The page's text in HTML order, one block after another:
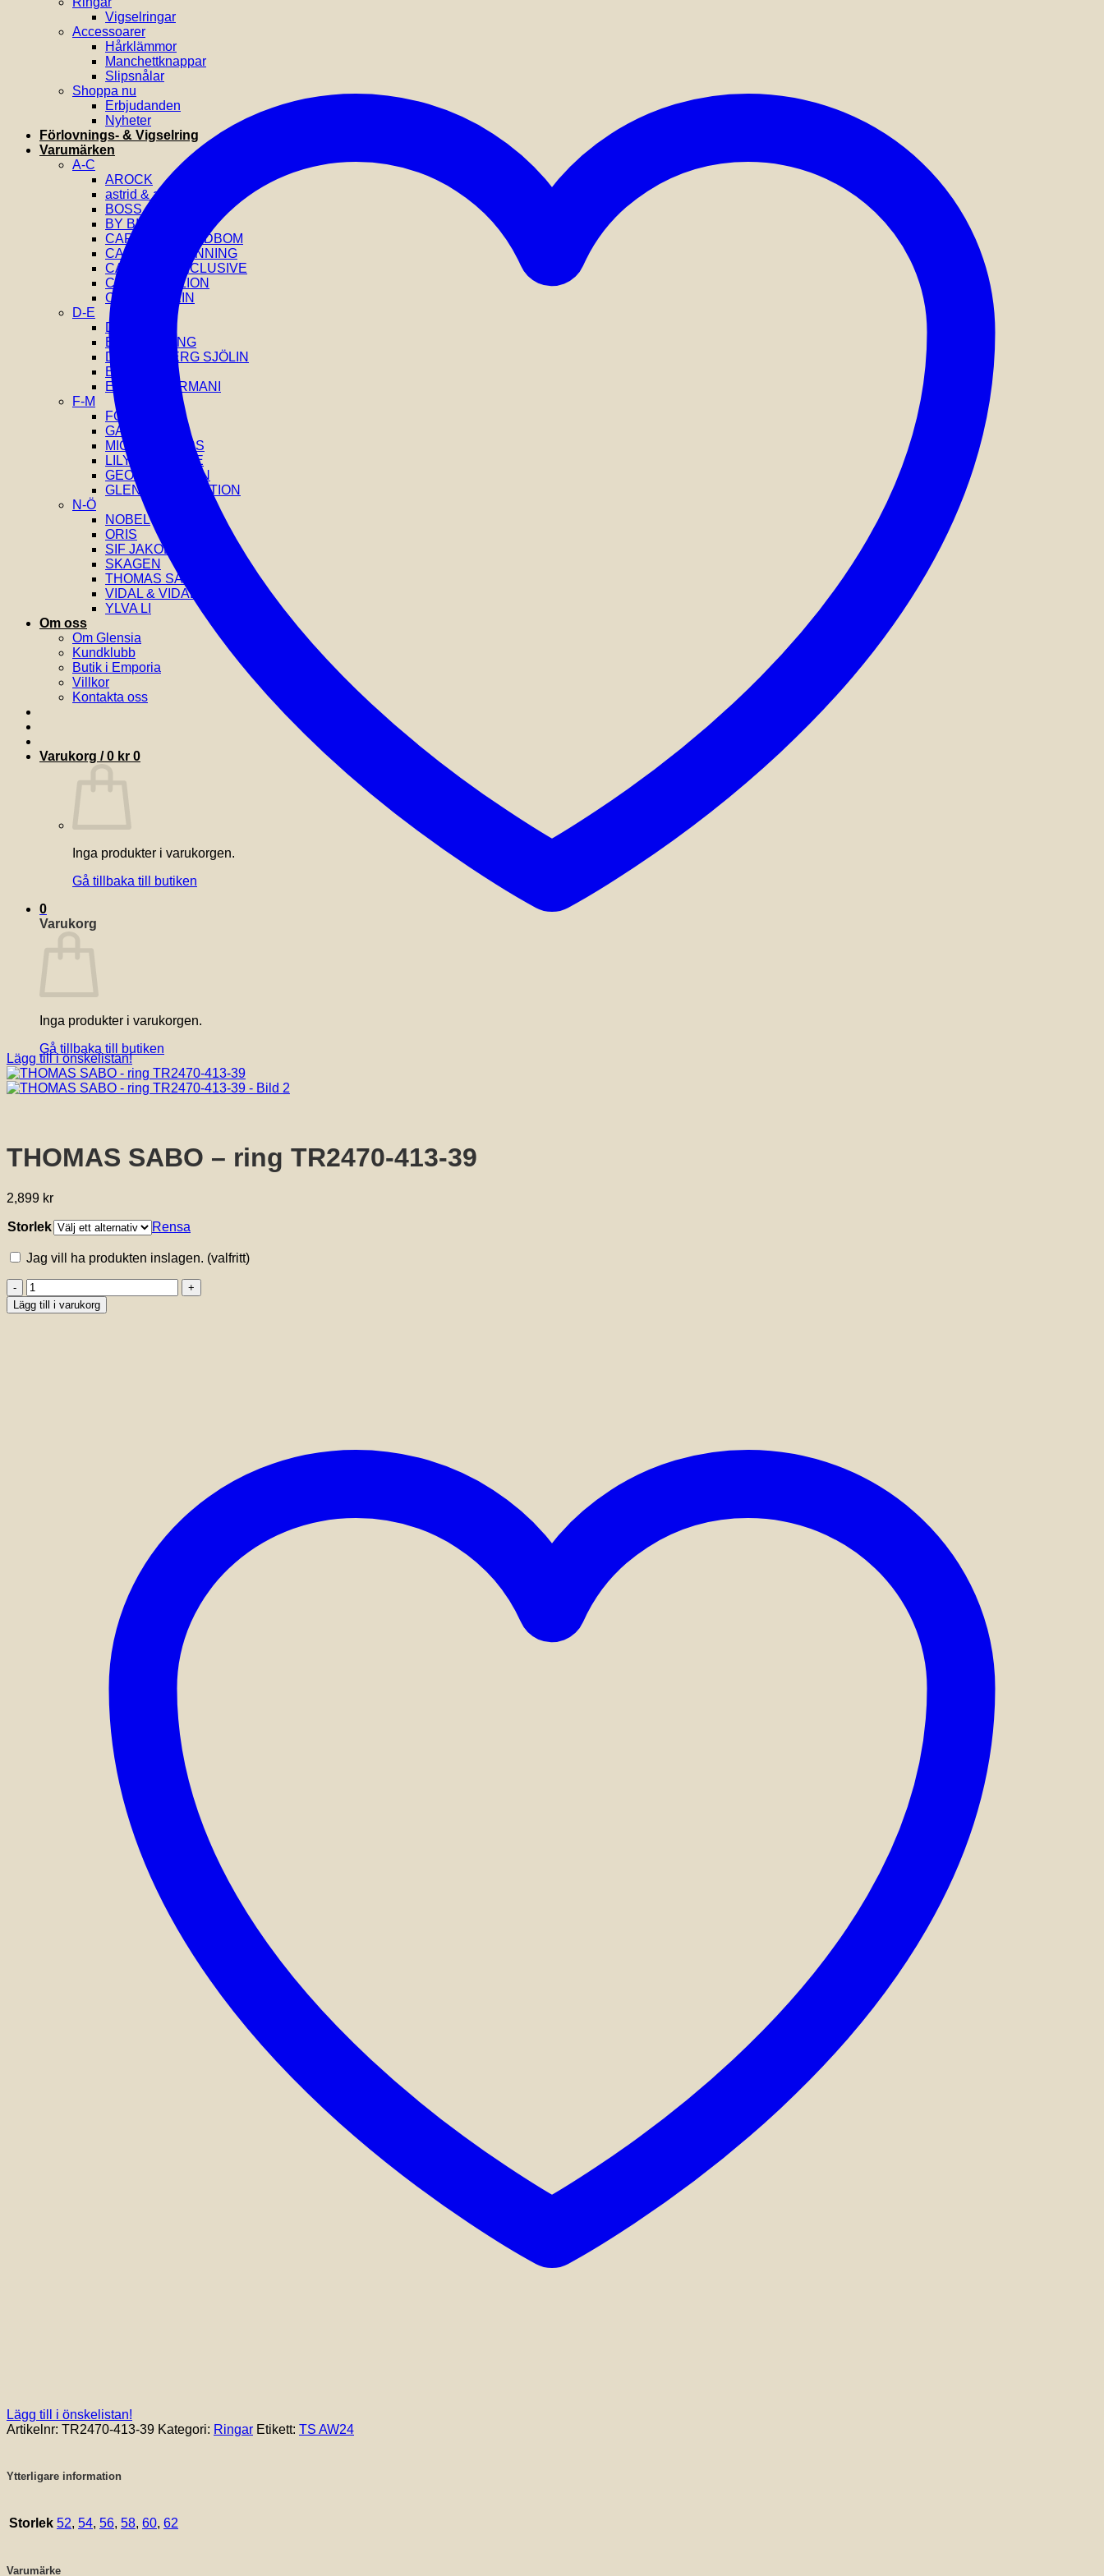
Vigselringar
Accessoarer
Hårklämmor
Manchettknappar
Slipsnålar
Shoppa nu
Erbjudanden
Nyheter
Förlovnings- & Vigselring
Varumärken
A-C
AROCK
astrid & agnes
BOSS
BY BILLGREN
CAROLINE SVEDBOM
CAROLINA GYNNING
CATWALK EXCLUSIVE
COEUR DE LION
CALVIN KLEIN
D-E
DIESEL
EFVA ATTLING
DRAKENBERG SJÖLIN
EDBLAD
EMPORIO ARMANI
F-M
FOSSIL
GANT
MICHAEL KORS
LILY AND ROSE
GEORG JENSEN
GLENSIA SELECTION
N-Ö
NOBEL
ORIS
SIF JAKOBS
SKAGEN
THOMAS SABO
VIDAL & VIDAL
YLVA LI
Om oss
Om Glensia
Kundklubb
Butik i Emporia
Villkor
Kontakta oss
Varukorg /0 kr 0
Inga produkter i varukorgen.
Gå tillbaka till butiken
0
Varukorg
Inga produkter i varukorgen.
Gå tillbaka till butiken
Lägg till i önskelistan!
THOMAS SABO – ring TR2470-413-39
2,899 kr
Storlek Rensa
Jag vill ha produkten inslagen. (valfritt)
THOMAS
SABO
-
Lägg till i varukorg
Lägg till i önskelistan!
Artikelnr: TR2470-413-39 Kategori: Ringar Etikett: TS AW24
Ytterligare information
Storlek 52, 54, 56, 58, 60, 62
Varumärke